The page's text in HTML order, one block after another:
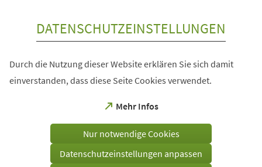
DATENSCHUTZEINSTELLUNGEN
Durch die Nutzung dieser Website erklären Sie sich damit
einverstanden, dass diese Seite Cookies verwendet.
Mehr Infos
(Öffnet
einem
Tab)
Nur notwendige Cookies
Datenschutzeinstellungen anpassen